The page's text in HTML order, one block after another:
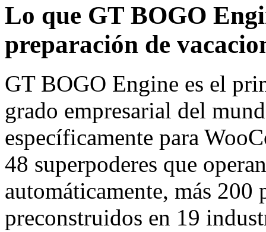
Lo que GT BOGO
preparación de
GT BOGO Engine es el
grado empresarial del
específicamente para
48 superpoderes que
automáticamente, más 200
preconstruidos en 19